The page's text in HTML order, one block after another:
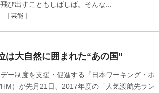
び出すこともしばしば。そんな...
｜芸能｜
は大自然に囲まれた“あの国”
ー制度を支援・促進する『日本ワーキング・ホ
）が先月21日、2017年度の「人気渡航先ラン